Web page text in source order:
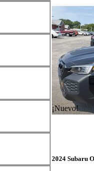
¡Nuevo!
2024 Subaru